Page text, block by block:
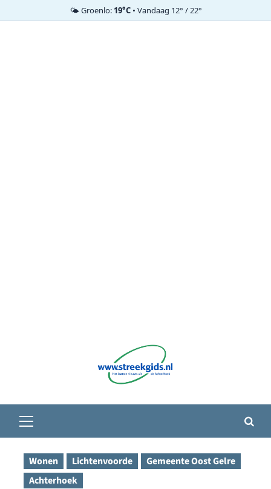
🌤️ Groenlo: 19°C• Vandaag 12° / 22°
menu
Wonen Lichtenvoorde
Gemeente Oost Gelre
Achterhoek